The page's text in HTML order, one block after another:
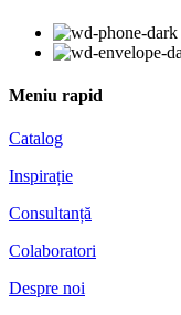
Meniu rapid
Catalog
Inspirație
Consultanță
Colaboratori
Despre noi